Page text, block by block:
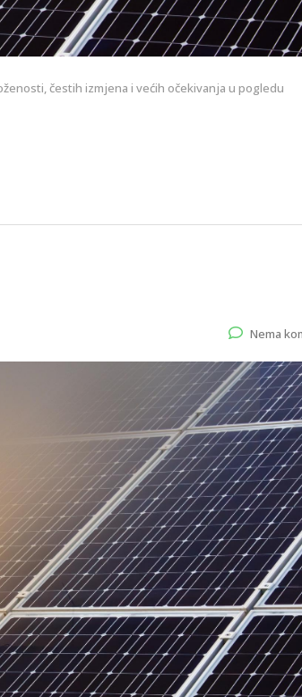
čestih izmjena i većih očekivanja u pogledu
Nema